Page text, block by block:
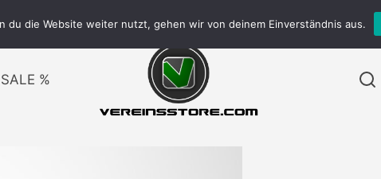
VERSAND FREI AB 150€
SALE %
du die Website weiter nutzt, gehen wir von deinem Einverständnis aus.